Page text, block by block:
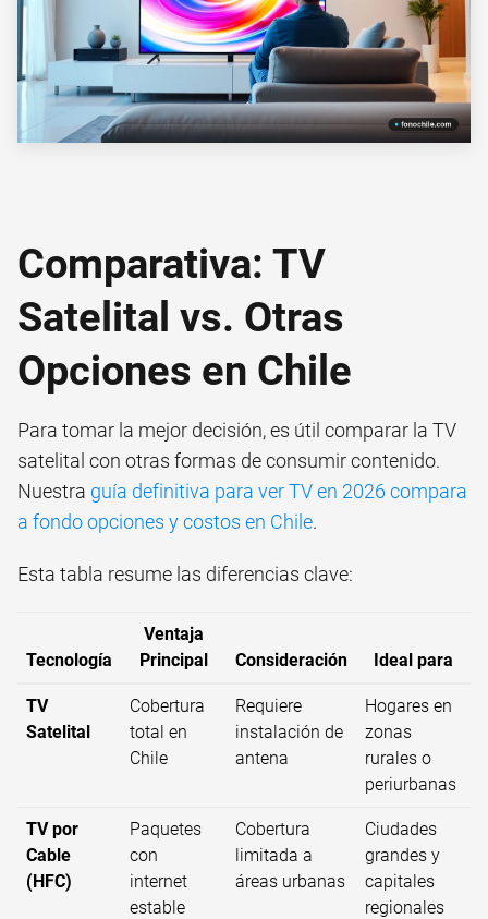
Comparativa: TV
Satelital vs. Otras
Opciones en Chile
Para tomar la mejor decisión, es útil comparar la TV
satelital con otras formas de consumir contenido.
Nuestra guía definitiva para ver TV en 2026 compara
a fondo opciones y costos en Chile.
Esta tabla resume las diferencias clave:
Tecnología
Ventaja
Principal
Consideración Ideal para
TV
Satelital
Cobertura
total en
Chile
Requiere
instalación de
antena
Hogares en
zonas
rurales o
periurbanas
TV por
Cable
(HFC)
Paquetes
con
internet
estable
Cobertura
limitada a
áreas urbanas
Ciudades
grandes y
capitales
regionales